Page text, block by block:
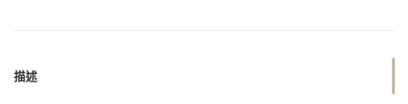
描述